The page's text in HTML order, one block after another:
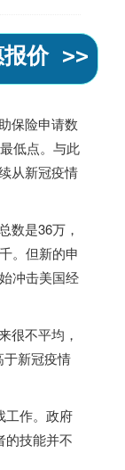
报价 >>
保险申请数
低点。与此
从新冠疫情
数是36万，
。但新的申
冲击美国经
很不平均，
于新冠疫情
工作。政府
的技能并不